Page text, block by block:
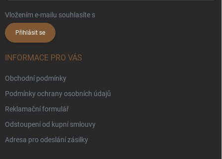
Vložením e-mailu souhlasíte s
Přihlásit se
INFORMACE PRO VÁS
Obchodní podmínky
Podmínky ochrany osobních údajů
Reklamační formulář
Odstoupení od kupní smlouvy
Adresa pro odeslání zásilky